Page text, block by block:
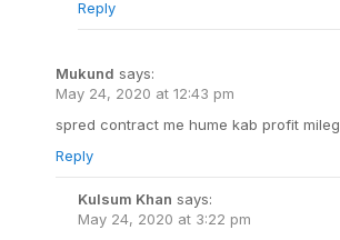
Reply
Mukund says:
May 24, 2020 at 12:43 pm
spred contract me hume kab profit
Reply
Kulsum Khan says:
May 24, 2020 at 3:22 pm